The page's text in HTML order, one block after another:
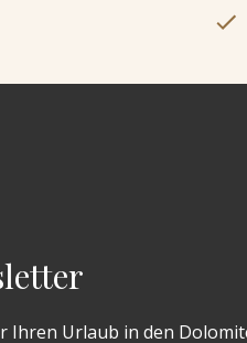
Ihren Urlaub in den